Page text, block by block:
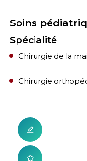
Soins
Spécialité
Chirurgie de
Chirurgie